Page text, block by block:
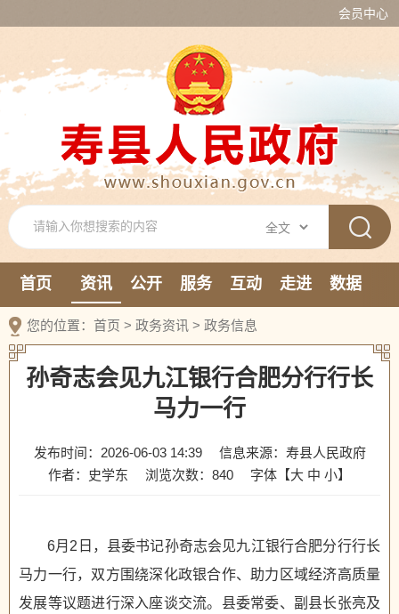
会员中心
首页 资讯 公开 服务 互动 走进
数据
新媒体
您的位置： 首页 > 政务资讯 > 政务信息
孙奇志会见九江银行合肥分行行长
马力一行
发布时间：2026-06-03 14:39
信息来源：寿县人民政府
作者：史学东
浏览次数： 840 字体【大 中 小】
6月2日，县委书记孙奇志会见九江银行合肥分行行长
马力一行，双方围绕深化政银合作、助力区域经济高质量
发展等议题进行深入座谈交流。县委常委、副县长张亮及